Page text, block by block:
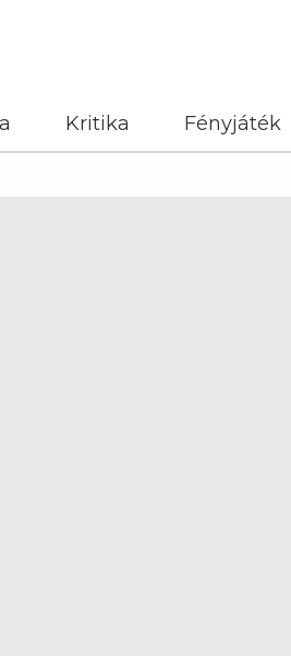
Kritika Fényjáték